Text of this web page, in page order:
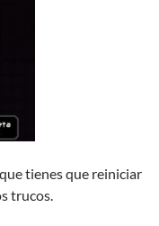
tienes que reiniciar
trucos.